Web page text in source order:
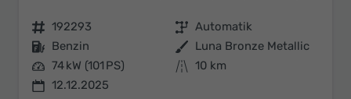
Fahrzeugnr. 192293 Getriebe Automatik
Kraftstoff Benzin Außenfarbe Luna Bronze Metallic
Leistung 74 kW (101 PS) Kilometerstand 10 km
12.12.2025